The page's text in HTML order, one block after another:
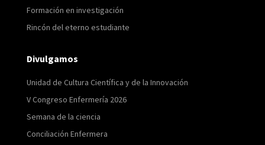
Formación en investigación
Rincón del eterno estudiante
Divulgamos
Unidad de Cultura Científica y de la Innovación
V Congreso Enfermería 2026
Semana de la ciencia
Conciliación Enfermera